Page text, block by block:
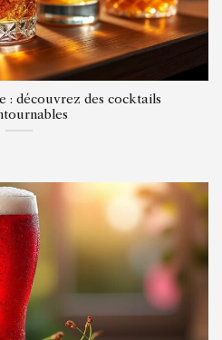
: découvrez des cocktails